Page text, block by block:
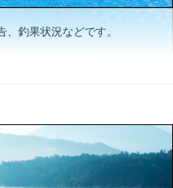
釣果状況などです。